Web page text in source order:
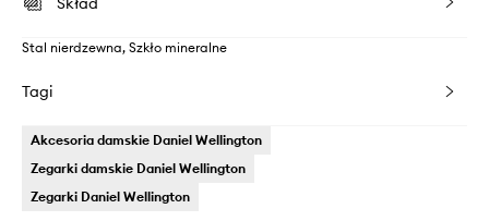
Stal nierdzewna, Szkło mineralne
Tagi
Akcesoria damskie Daniel Wellington
Zegarki damskie Daniel Wellington
Zegarki Daniel Wellington